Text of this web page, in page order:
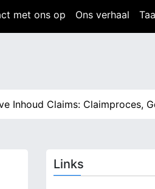
met ons op Ons verhaal
Claims: Claimproces,
Links